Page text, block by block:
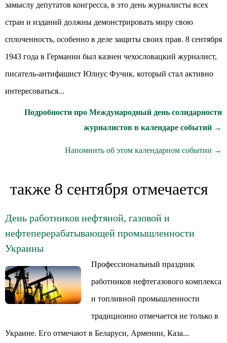
замыслу депутатов конгресса, в это день журналисты всех
стран и изданий должны демонстрировать миру свою
сплоченность, особенно в деле защиты своих прав. 8 сентября
1943 года в Германии был казнен чехословацкий журналист,
писатель-антифашист Юлиус Фучик, который стал активно
интересоваться...
Подробности про Международный день солидарности
журналистов в календаре событий →
Напомнить об этом календарном событии →
также 8 сентября отмечается
День работников нефтяной, газовой и
нефтеперерабатывающей промышленности
Украины
Профессиональный праздник
работников нефтегазового комплекса
и топливной промышленности
традиционно отмечается не только в
Украине. Его отмечают в Беларуси, Армении, Каза...